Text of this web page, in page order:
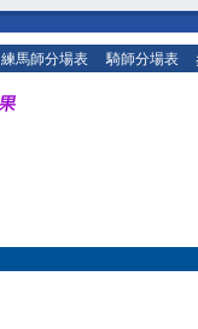
練馬師分場表 騎師分場表